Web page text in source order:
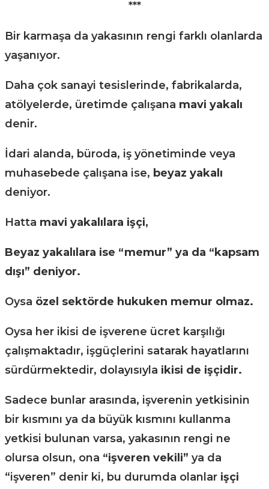
***
Bir karmaşa da yakasının rengi farklı olanlarda
yaşanıyor.
Daha çok sanayi tesislerinde, fabrikalarda,
atölyelerde, üretimde çalışana mavi yakalı
denir.
İdari alanda, büroda, iş yönetiminde veya
muhasebede çalışana ise, beyaz yakalı
deniyor.
Hatta mavi yakalılara işçi,
Beyaz yakalılara ise “memur” ya da “kapsam
dışı” deniyor.
Oysa özel sektörde hukuken memur olmaz.
Oysa her ikisi de işverene ücret karşılığı
çalışmaktadır, işgüçlerini satarak hayatlarını
sürdürmektedir, dolayısıyla ikisi de işçidir.
Sadece bunlar arasında, işverenin yetkisinin
bir kısmını ya da büyük kısmını kullanma
yetkisi bulunan varsa, yakasının rengi ne
olursa olsun, ona “işveren vekili” ya da
“işveren” denir ki, bu durumda olanlar işçi